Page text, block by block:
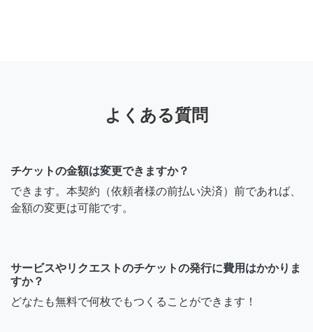
よくある質問
チケットの金額は変更できますか？
できます。本契約（依頼者様の前払い決済）前であれば、
金額の変更は可能です。
サービスやリクエストのチケットの発行に費用はかかりま
すか？
どなたも無料で何枚でもつくることができます！